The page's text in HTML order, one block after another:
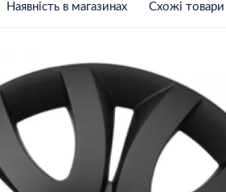
Наявність в магазинах Схожі товари